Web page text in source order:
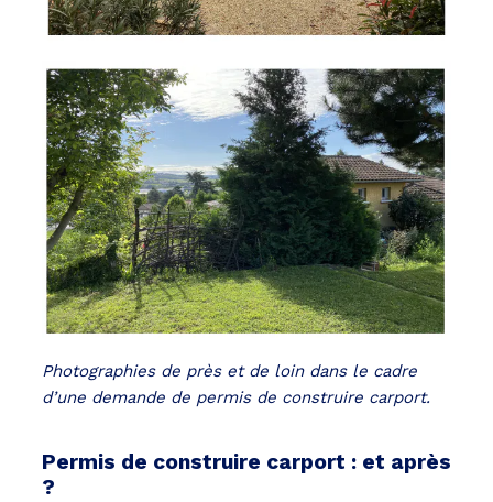
Photographies de près et de loin dans le cadre
d’une demande de permis de construire carport.
Permis de construire carport : et après
?